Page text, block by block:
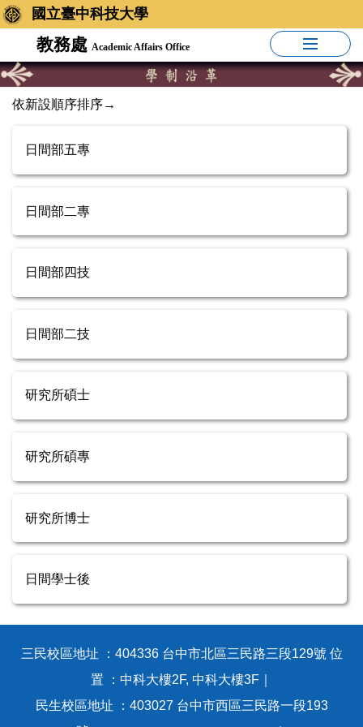
國立臺中科技大學
教務處 Academic Affairs Office
依新設順序排序→
日間部五專
日間部二專
日間部四技
日間部二技
研究所碩士
研究所碩專
研究所博士
日間學士後
三民校區地址 ：404336 台中市北區三民路三段129號 位
置 ：中科大樓2F, 中科大樓3F｜
民生校區地址 ：403027 台中市西區三民路一段193